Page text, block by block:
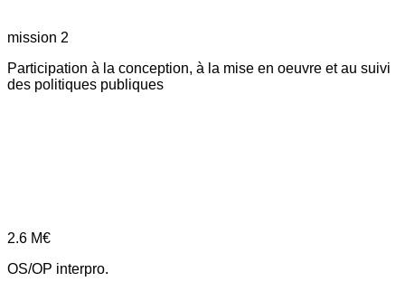
mission 2
Participation à la conception, à la mise en oeuvre et au suivi
des politiques publiques
2.6 M€
OS/OP interpro.